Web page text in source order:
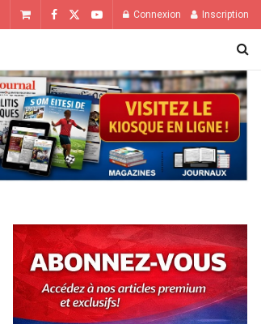
Connexion Inscription